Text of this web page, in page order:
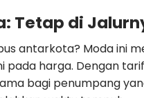
Tetap di
antarkota? Moda ini
pada harga. Dengan
bagi penumpang